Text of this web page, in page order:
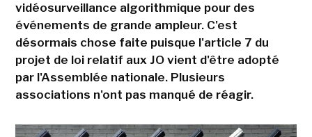
vidéosurveillance algorithmique pour des
événements de grande ampleur. C'est
désormais chose faite puisque l'article 7 du
projet de loi relatif aux JO vient d'être adopté
par l'Assemblée nationale. Plusieurs
associations n'ont pas manqué de réagir.